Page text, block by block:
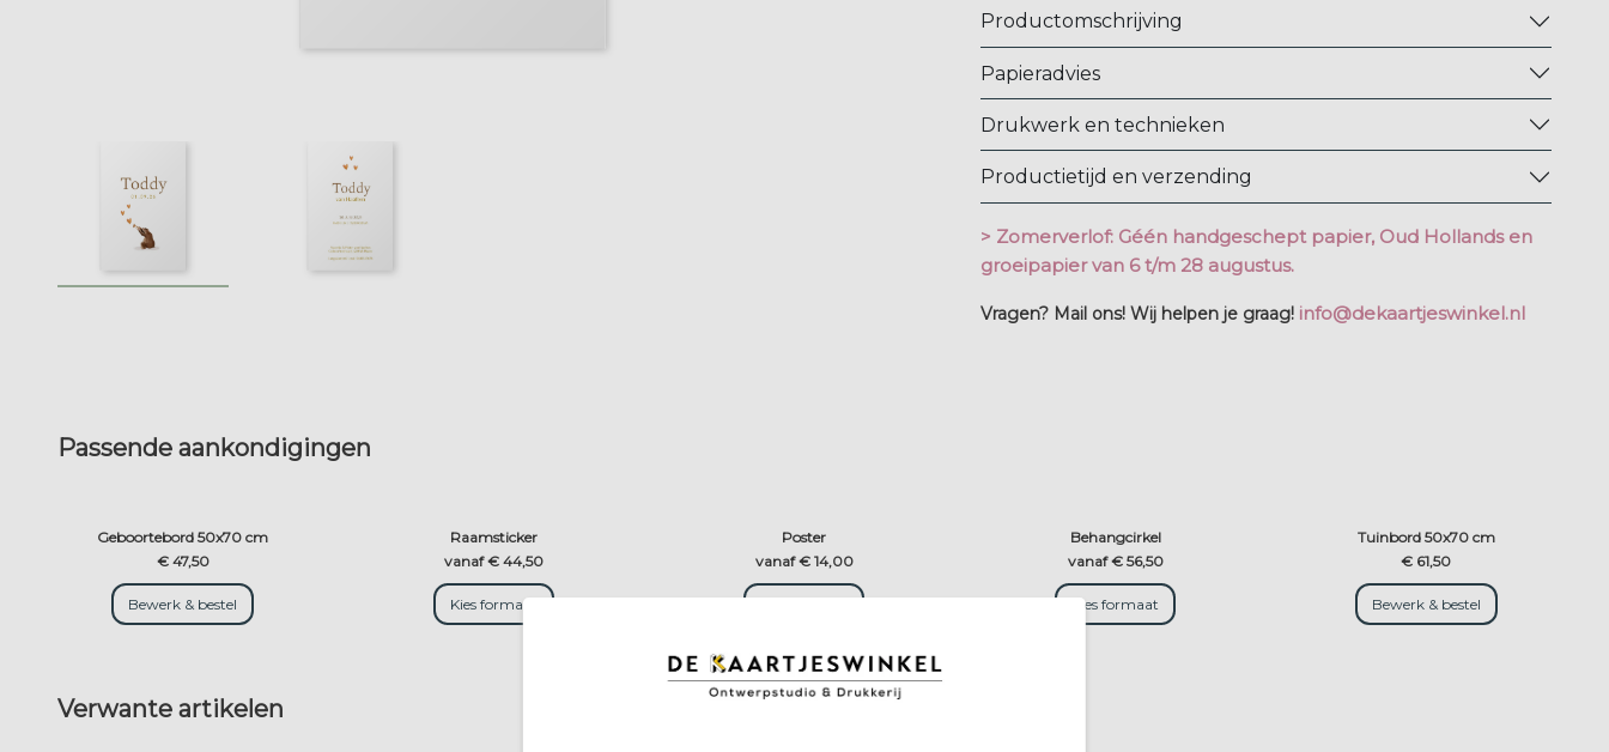
Productomschrijving
Papieradvies
Drukwerk en technieken
Productietijd en verzending
> Zomerverlof: Géén handgeschept papier, Oud Hollands en
groeipapier van 6 t/m 28 augustus.
Vragen? Mail ons! Wij helpen je graag! info@dekaartjeswinkel.nl
Passende aankondigingen
Geboortebord 50x70 cm
€ 47,50
Bewerk & bestel
Raamsticker
vanaf € 44,50
Kies formaat
Poster
vanaf € 14,00
Kies formaat
Behangcirkel
vanaf € 56,50
Kies formaat
Tuinbord 50x70 cm
€ 61,50
Bewerk & bestel
Verwante artikelen